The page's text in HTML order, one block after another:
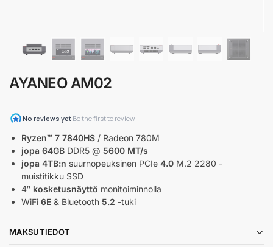
AYANEO AM02
Ryzen™ 7 7840HS / Radeon 780M
jopa 64GB DDR5 @ 5600 MT/s
jopa 4TB:n suurnopeuksinen PCIe 4.0 M.2 2280 -
muistitikku SSD
4″ kosketusnäyttö monitoiminnolla
WiFi 6E & Bluetooth 5.2 -tuki
MAKSUTIEDOT